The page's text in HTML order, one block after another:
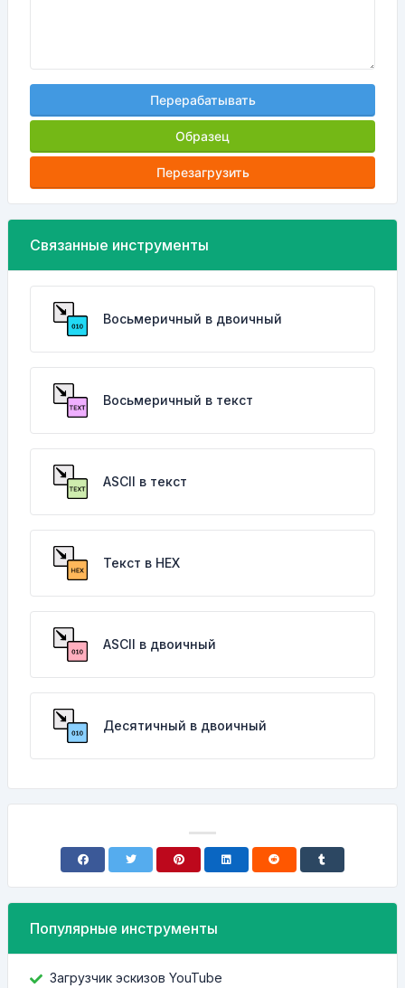
Перерабатывать
Образец
Перезагрузить
Связанные инструменты
Восьмеричный в двоичный
Восьмеричный в текст
ASCII в текст
Текст в HEX
ASCII в двоичный
Десятичный в двоичный
Популярные инструменты
Загрузчик эскизов YouTube